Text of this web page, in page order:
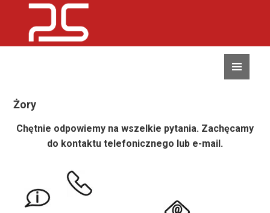
Żory
Chętnie odpowiemy na wszelkie pytania. Zachęcamy
do kontaktu telefonicznego lub e-mail.